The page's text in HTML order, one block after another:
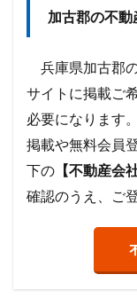
加古郡の不
兵庫県加古郡
サイトに掲載ご
必要になります。
掲載や無料会員
下の 【不動産会
確認のうえ、ご